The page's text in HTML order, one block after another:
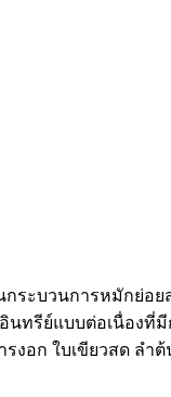
ระบวนการหมักย่อ
ทรีย์แบบต่อเนื่องที่
งอก ใบเขียวสด ล